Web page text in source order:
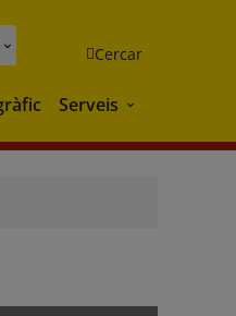
Cercar
Serveis Serveis